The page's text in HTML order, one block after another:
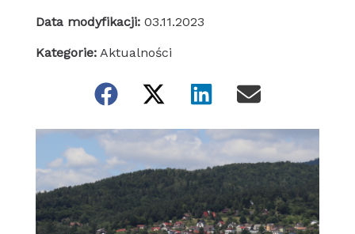
Data modyfikacji: 03.11.2023
Kategorie: Aktualności